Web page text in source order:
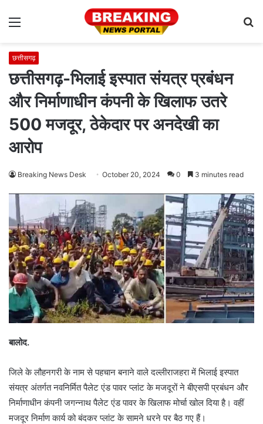
Menu
छत्तीसगढ़
छत्तीसगढ़-भिलाई इस्पात संयत्र प्रबंधन
और निर्माणाधीन कंपनी के खिलाफ उतरे
500 मजदूर, ठेकेदार पर अनदेखी का
आरोप
Breaking News Desk October 20, 2024 0 3 minutes read
बालोद.
जिले के लौहनगरी के नाम से पहचान बनाने वाले दल्लीराजहरा में भिलाई इस्पात
संयत्र अंतर्गत नवनिर्मित पैलेट एंड पावर प्लांट के मजदूरों ने बीएसपी प्रबंधन और
निर्माणाधीन कंपनी जगन्नाथ पैलेट एंड पावर के खिलाफ मोर्चा खोल दिया है। वहीं
मजदूर निर्माण कार्य को बंदकर प्लांट के सामने धरने पर बैठ गए हैं।